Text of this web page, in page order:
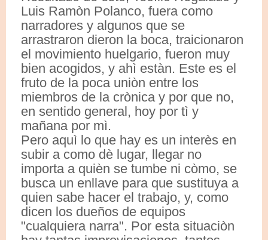
Luis Ramòn Polanco, fuera como
narradores y algunos que se
arrastraron dieron la boca, traicionaron
el movimiento huelgario, fueron muy
bien acogidos, y ahì estàn. Este es el
fruto de la poca uniòn entre los
miembros de la crònica y por que no,
en sentido general, hoy por tì y
mañana por mì.
Pero aquì lo que hay es un interès en
subir a como dè lugar, llegar no
importa a quièn se tumbe ni còmo, se
busca un enllave para que sustituya a
quien sabe hacer el trabajo, y, como
dicen los dueños de equipos
"cualquiera narra". Por esta situaciòn